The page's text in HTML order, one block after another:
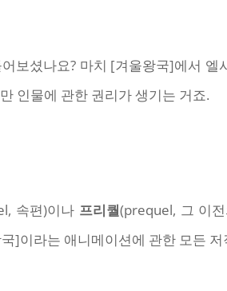
보셨나요? 마치 [겨울왕국]에서 엘
인물에 관한 권리가 생기는 거죠.
속편)이나 프리퀄(prequel, 그 이
]이라는 애니메이션에 관한 모든